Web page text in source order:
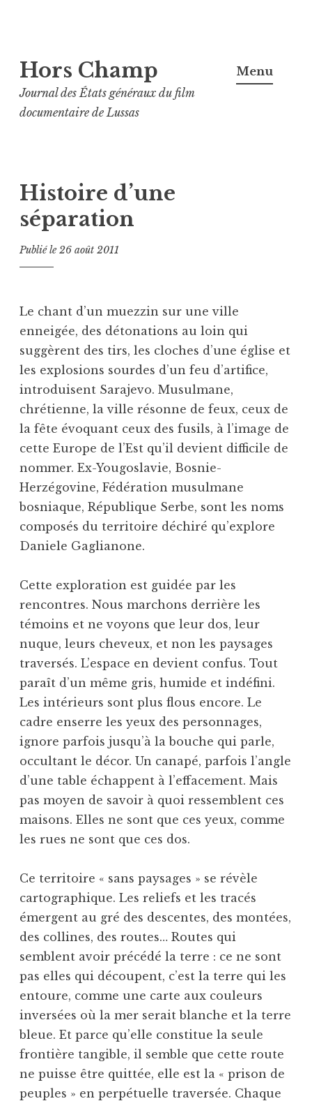
au
contenu
principal
Hors Champ
Journal des États généraux du film
documentaire de Lussas
Menu
Histoire d’une
séparation
Publié le26 août 2011
Le chant d’un muezzin sur une ville
enneigée, des détonations au loin qui
suggèrent des tirs, les cloches d’une église et
les explosions sourdes d’un feu d’artifice,
introduisent Sarajevo. Musulmane,
chrétienne, la ville résonne de feux, ceux de
la fête évoquant ceux des fusils, à l’image de
cette Europe de l’Est qu’il devient difficile de
nommer. Ex-Yougoslavie, Bosnie-
Herzégovine, Fédération musulmane
bosniaque, République Serbe, sont les noms
composés du territoire déchiré qu’explore
Daniele Gaglianone.
Cette exploration est guidée par les
rencontres. Nous marchons derrière les
témoins et ne voyons que leur dos, leur
nuque, leurs cheveux, et non les paysages
traversés. L’espace en devient confus. Tout
paraît d’un même gris, humide et indéfini.
Les intérieurs sont plus flous encore. Le
cadre enserre les yeux des personnages,
ignore parfois jusqu’à la bouche qui parle,
occultant le décor. Un canapé, parfois l’angle
d’une table échappent à l’effacement. Mais
pas moyen de savoir à quoi ressemblent ces
maisons. Elles ne sont que ces yeux, comme
les rues ne sont que ces dos.
Ce territoire « sans paysages » se révèle
cartographique. Les reliefs et les tracés
émergent au gré des descentes, des montées,
des collines, des routes… Routes qui
semblent avoir précédé la terre : ce ne sont
pas elles qui découpent, c’est la terre qui les
entoure, comme une carte aux couleurs
inversées où la mer serait blanche et la terre
bleue. Et parce qu’elle constitue la seule
frontière tangible, il semble que cette route
ne puisse être quittée, elle est la « prison de
peuples » en perpétuelle traversée. Chaque